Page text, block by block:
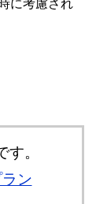
に考慮され
す。
ン